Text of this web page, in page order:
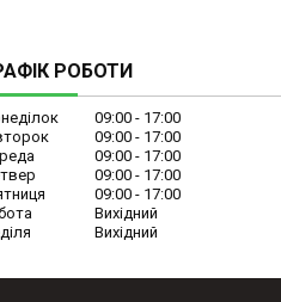
РОБОТИ
09:00
17:00
09:00
17:00
09:00
17:00
09:00
17:00
09:00
17:00
Вихідний
Вихідний